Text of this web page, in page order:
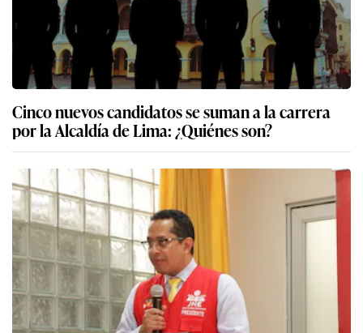
Cinco nuevos candidatos se suman a la carrera
por la Alcaldía de Lima: ¿Quiénes son?